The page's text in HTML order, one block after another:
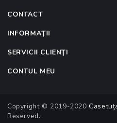
CONTACT
INFORMAŢII
SERVICII CLIENŢI
CONTUL MEU
Copyright © 2019-2020
Reserved.